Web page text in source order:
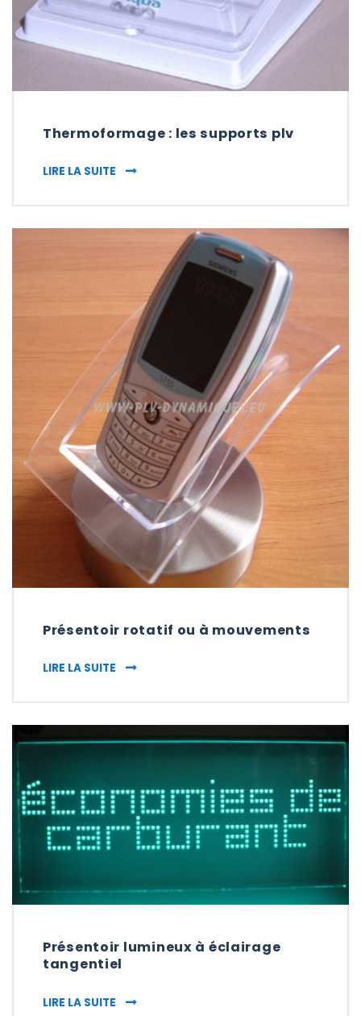
Thermoformage : les supports plv
LIRE LA SUITE THERMOFORMAGE : LES SUPPORTS PLV
Présentoir rotatif ou à mouvements
LIRE LA SUITE PRÉSENTOIR ROTATIF OU À MOUVEMENTS
Présentoir lumineux à éclairage
tangentiel
LIRE LA SUITE PRÉSENTOIR LUMINEUX À ÉCLAIRAGE